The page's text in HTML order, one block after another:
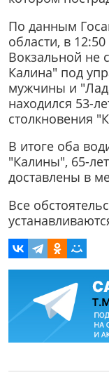
По данным
области, в
Вокзальной не
Калина" под
мужчины и
находился 53-
столкновения
В итоге оба
"Калины", 65-
доставлены в
Все